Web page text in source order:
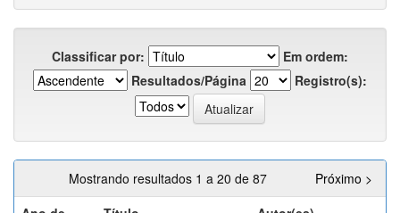
Classificar por:
Em ordem:
Resultados/Página
Registro(s):
Mostrando resultados 1 a 20 de 87
Próximo >